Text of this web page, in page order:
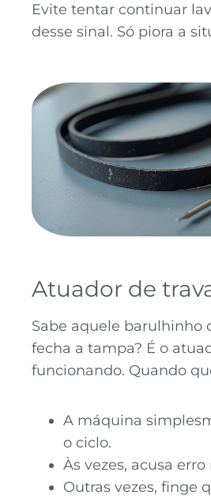
Evite tentar continuar
desse sinal. Só piora a
Atuador de
Sabe aquele barulhinho
fecha a tampa? É o
funcionando. Quando
A máquina
o ciclo.
Às vezes, acusa
Outras vezes, finge